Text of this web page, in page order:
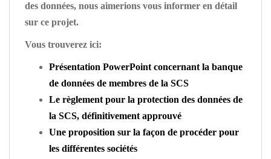
des données, nous aimerions vous informer en détail
sur ce projet.
Vous trouverez ici:
Présentation PowerPoint concernant la banque
de données de membres de la SCS
Le règlement pour la protection des données de
la SCS, définitivement approuvé
Une proposition sur la façon de procéder pour
les différentes sociétés